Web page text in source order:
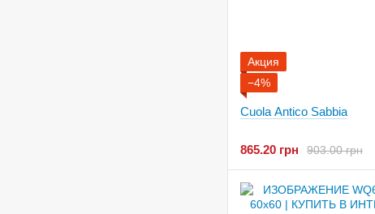
Акция
−4%
Cuola Antico Sabbia
903.00 грн
865.20 грн